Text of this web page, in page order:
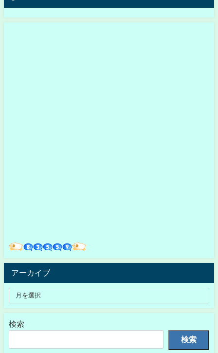
アーカイブ
検索
検索